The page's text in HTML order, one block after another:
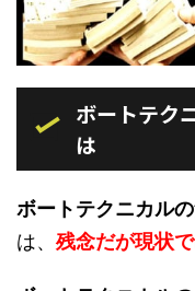
ボートテク
は
ボートテクニカル
は、 残念だが現状